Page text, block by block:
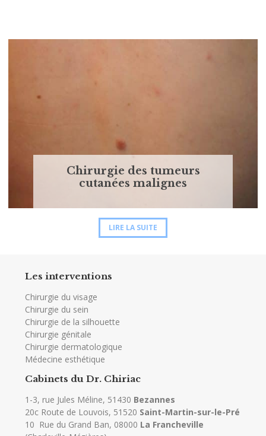
Chirurgie des tumeurs
cutanées malignes
LIRE LA SUITE
Les interventions
Chirurgie du visage
Chirurgie du sein
Chirurgie de la silhouette
Chirurgie génitale
Chirurgie dermatologique
Médecine esthétique
Cabinets du Dr. Chiriac
1-3, rue Jules Méline, 51430 Bezannes
20c Route de Louvois, 51520 Saint-Martin-sur-le-Pré
10 Rue du Grand Ban, 08000 La Francheville